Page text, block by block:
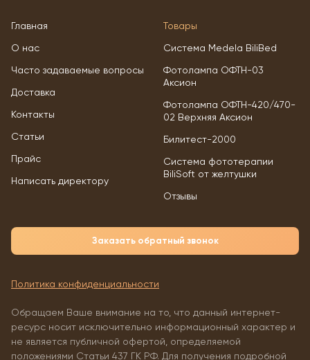
Главная
О нас
Часто задаваемые вопросы
Доставка
Контакты
Статьи
Прайс
Написать директору
Товары
Система Medela BiliBed
Фотолампа ОФТН-03
Аксион
Фотолампа ОФТН-420/470-
02 Верхняя Аксион
Билитест-2000
Система фототерапии
BiliSoft от желтушки
Отзывы
Заказать обратный звонок
Политика конфиденциальности
Обращаем Ваше внимание на то, что данный интернет-
ресурс носит исключительно информационный характер и
не является публичной офертой, определяемой
положениями Статьи 437 ГК РФ. Для получения подробной